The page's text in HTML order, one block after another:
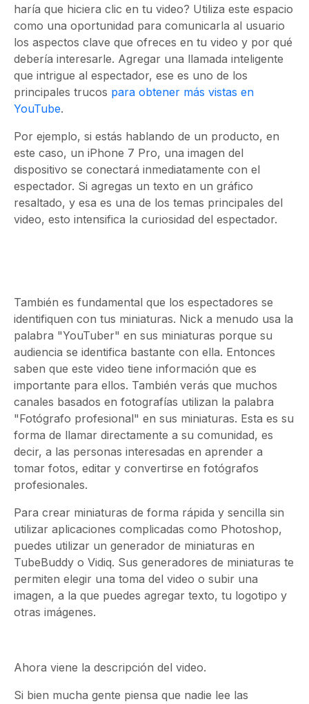
haría que hiciera clic en tu video? Utiliza este espacio
como una oportunidad para comunicarla al usuario
los aspectos clave que ofreces en tu video y por qué
debería interesarle. Agregar una llamada inteligente
que intrigue al espectador, ese es uno de los
principales trucos para obtener más vistas en
YouTube.
Por ejemplo, si estás hablando de un producto, en
este caso, un iPhone 7 Pro, una imagen del
dispositivo se conectará inmediatamente con el
espectador. Si agregas un texto en un gráfico
resaltado, y esa es una de los temas principales del
video, esto intensifica la curiosidad del espectador.
También es fundamental que los espectadores se
identifiquen con tus miniaturas. Nick a menudo usa la
palabra "YouTuber" en sus miniaturas porque su
audiencia se identifica bastante con ella. Entonces
saben que este video tiene información que es
importante para ellos. También verás que muchos
canales basados en fotografías utilizan la palabra
"Fotógrafo profesional" en sus miniaturas. Esta es su
forma de llamar directamente a su comunidad, es
decir, a las personas interesadas en aprender a
tomar fotos, editar y convertirse en fotógrafos
profesionales.
Para crear miniaturas de forma rápida y sencilla sin
utilizar aplicaciones complicadas como Photoshop,
puedes utilizar un generador de miniaturas en
TubeBuddy o Vidiq. Sus generadores de miniaturas te
permiten elegir una toma del video o subir una
imagen, a la que puedes agregar texto, tu logotipo y
otras imágenes.
Ahora viene la descripción del video.
Si bien mucha gente piensa que nadie lee las